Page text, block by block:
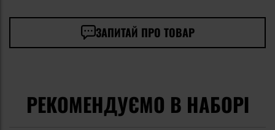
ЗАПИТАЙ ПРО ТОВАР
РЕКОМЕНДУЄМО В НАБОРІ